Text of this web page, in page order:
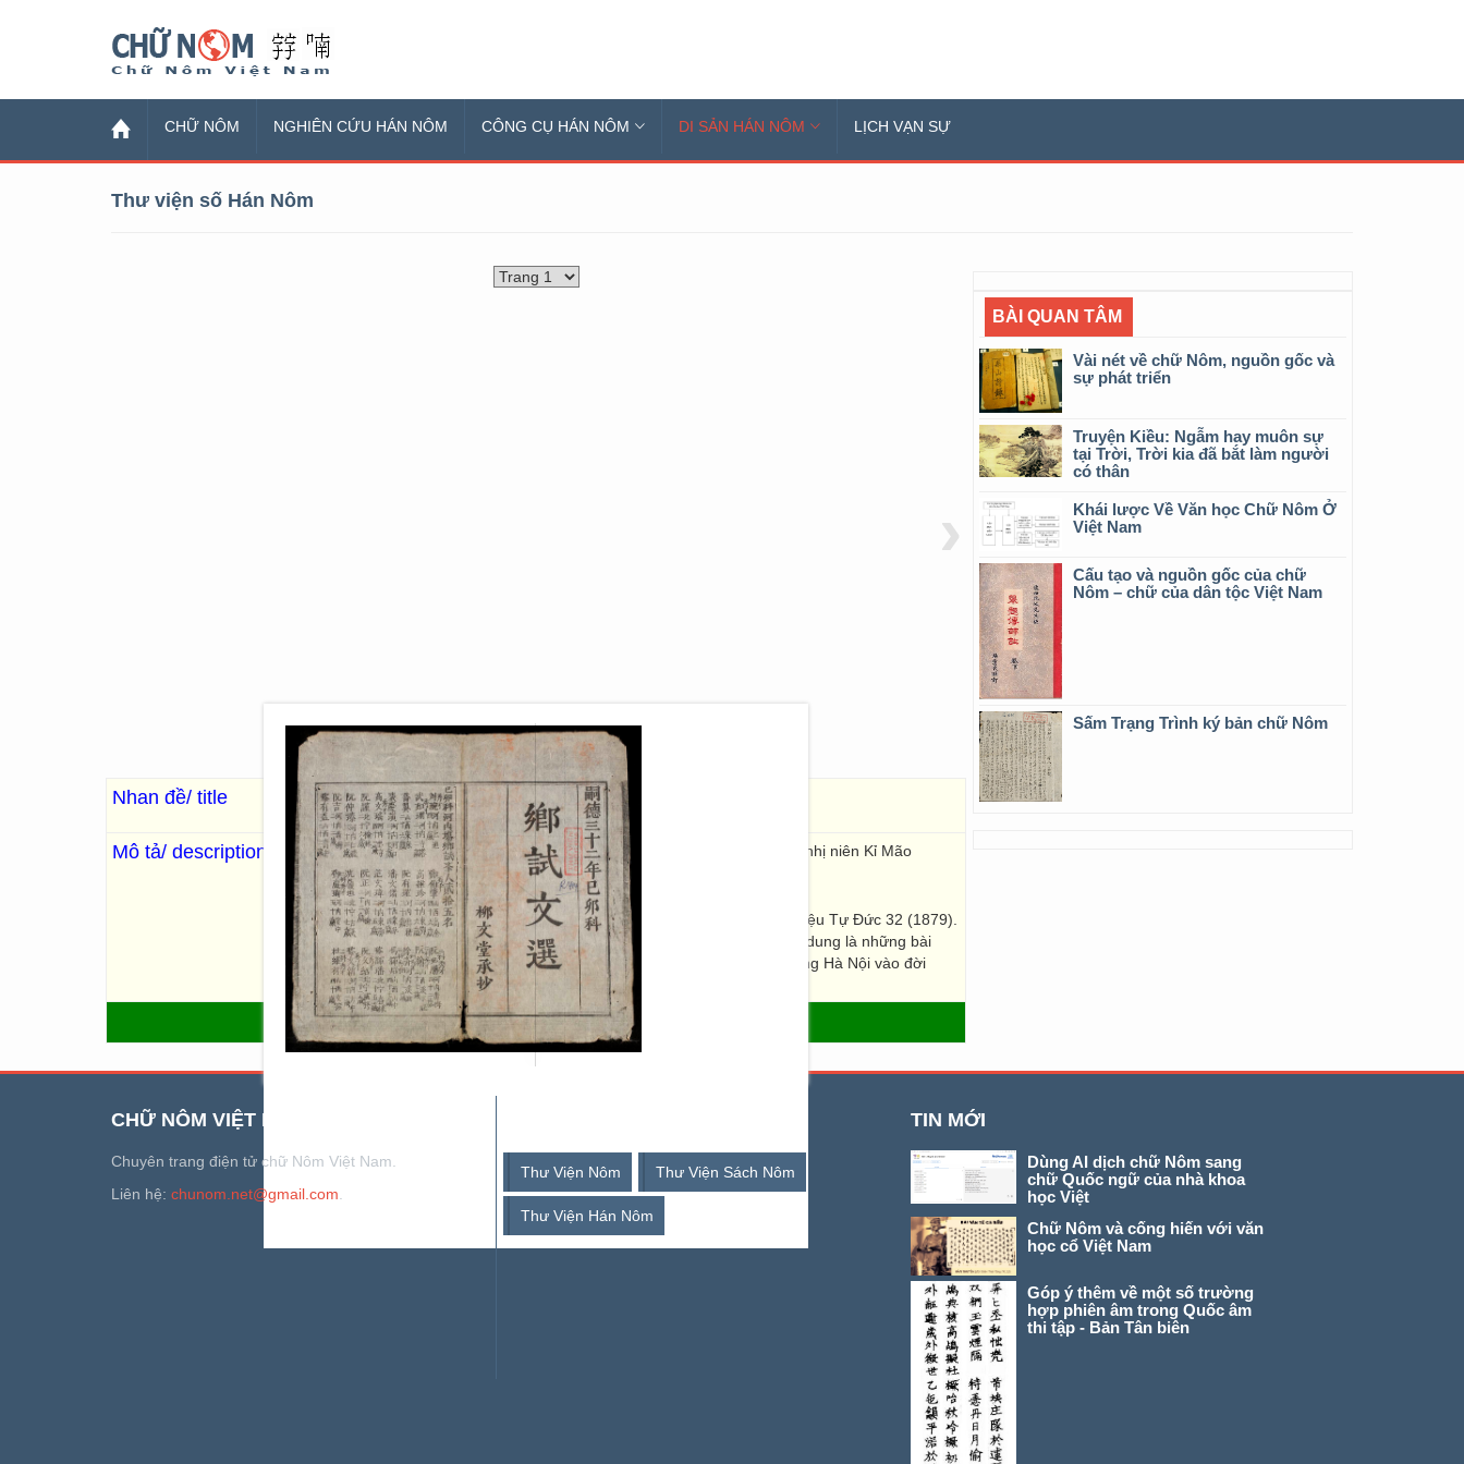
CHỮ NÔM NGHIÊN CỨU HÁN NÔM CÔNG CỤ HÁN NÔM DI SẢN HÁN NÔM LỊCH VẠN SỰ
Thư viện số Hán Nôm
›
Nhan đề/ title Hương thí văn tuyển 鄉試文選
Mô tả/ description . Liễu Văn Đường thừa sao 柳文堂承抄 : Hà Nội
, Tự Đức tam thập nhị niên Kỉ Mão
khoa [1879]嗣德三十二年己卯科 . 78 Images; 26,5 x 14
Sách được đóng gộp 2 quyển. quyển 1: Khoa thi Hương năm Kỉ Mão niên hiệu Tự Đức 32 (1879).
Quyển 2: Khoa thi Hội năm Canh Thìn niên hiệu Tự Đức thứ 33 (1880). Nội dung là những bài
kinh nghĩa, văn sách, phú lựa chọn trong các kỳ thi Hương, thi Hội của trường Hà Nội vào đời
Nguyễn.
QUAY LẠI- THƯ VIỆN SỐ HÁN NÔM
BÀI QUAN TÂM
Vài nét về chữ Nôm, nguồn gốc và
sự phát triển
Truyện Kiều: Ngẫm hay muôn sự
tại Trời, Trời kia đã bắt làm người
có thân
Khái lược Về Văn học Chữ Nôm Ở
Việt Nam
Cấu tạo và nguồn gốc của chữ
Nôm – chữ của dân tộc Việt Nam
Sấm Trạng Trình ký bản chữ Nôm
CHỮ NÔM VIỆT NAM
Chuyên trang điện tử chữ Nôm Việt Nam.
Liên hệ: chunom.net@gmail.com
Thư Viện Nôm Thư Viện Sách Nôm
Thư Viện Hán Nôm
TIN MỚI
Dùng AI dịch chữ Nôm sang
chữ Quốc ngữ của nhà khoa
học Việt
Chữ Nôm và cống hiến với văn
học cổ Việt Nam
Góp ý thêm về một số trường
hợp phiên âm trong Quốc âm
thi tập - Bản Tân biên